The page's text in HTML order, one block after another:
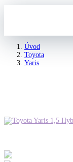
Úvod
Toyota
Yaris